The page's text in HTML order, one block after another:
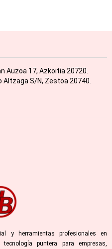
Auzoa 17, Azkoitia 20720.
S/N, Zestoa 20740.
y herramientas profesionales en
puntera para empresas,